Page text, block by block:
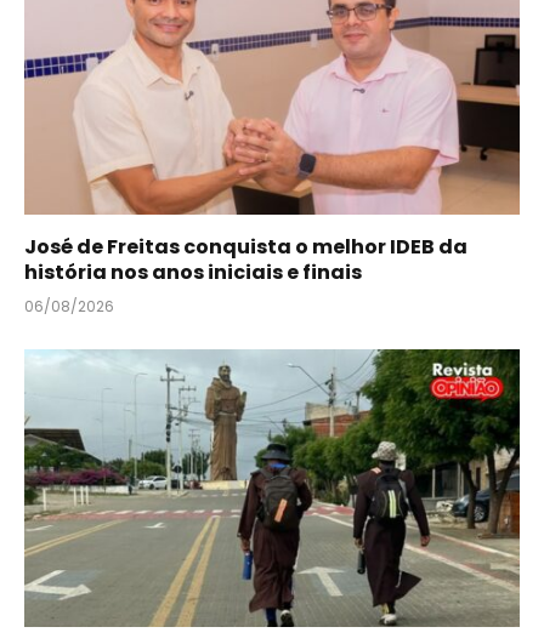
José de Freitas conquista o melhor IDEB da
história nos anos iniciais e finais
06/08/2026